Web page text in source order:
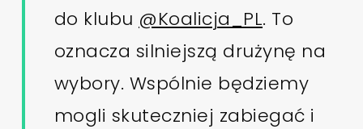
do klubu @Koalicja_PL. To
oznacza silniejszą drużynę na
wybory. Wspólnie będziemy
mogli skuteczniej zabiegać i